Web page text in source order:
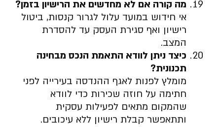
מה קורה אם לא מחדשים את הרישיון בזמן?
אי חידוש במועד עלול לגרור קנסות, ביטול
רישיון ואף סגירת העסק עד להסדרת
המצב.
כיצד ניתן לוודא התאמת הנכס מבחינה
תכנונית?
מומלץ לפנות לאגף ההנדסה בעירייה לפני
חתימה על חוזה שכירות כדי לוודא
שהמקום מתאים לפעילות עסקית
ותתאפשר קבלת רישיון ללא עיכובים.